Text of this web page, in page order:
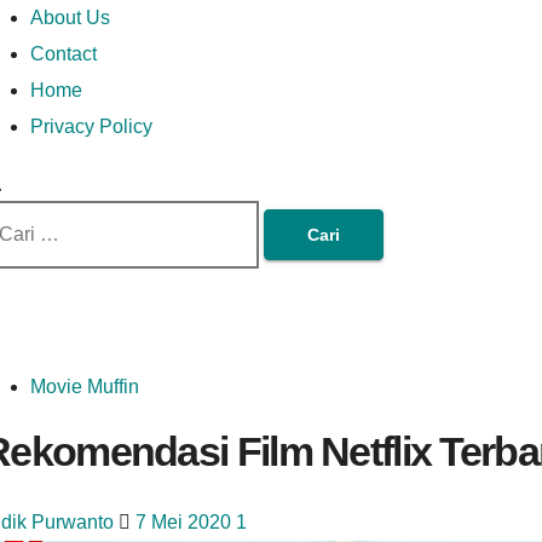
Skip
to
content
Money In Every
Way
Lets Talk About MoneyIn Every Way
About Us
Contact
Home
Privacy Policy
Movie Muffin
Film Netflix
Purwanto 7 Mei 2020 1